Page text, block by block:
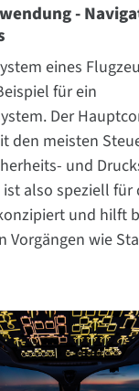
-
eines
für ein
Der
den meisten
und
also speziell für
und hilft
Vorgängen wie